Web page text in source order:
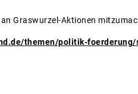
Graswurzel-Aktionen
themen/politik-